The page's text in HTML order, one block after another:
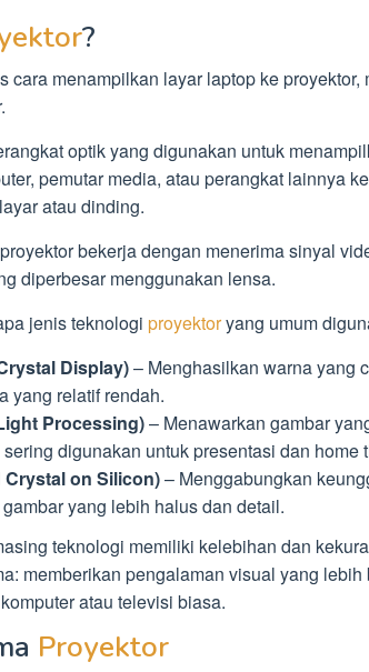
?
cara menampilkan layar laptop ke proyektor,
optik yang digunakan untuk
pemutar media, atau perangkat lainnya
atau dinding.
bekerja dengan menerima sinyal
diperbesar menggunakan lensa.
jenis teknologi proyektoryang umum
Display)– Menghasilkan warna yang
yang relatif rendah.
Processing)– Menawarkan gambar
digunakan untuk presentasi dan home
on Silicon)– Menggabungkan
yang lebih halus dan detail.
teknologi memiliki kelebihan dan
memberikan pengalaman visual yang
atau televisi biasa.
Proyektor